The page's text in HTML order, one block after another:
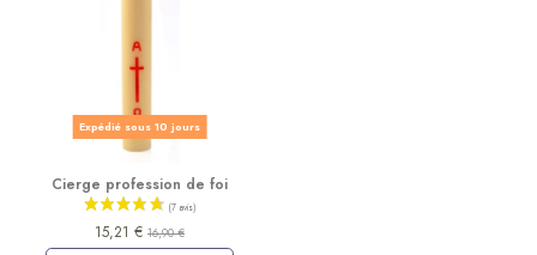
Expédié sous 10 jours
Cierge profession de foi
15,21 € 16,90 €